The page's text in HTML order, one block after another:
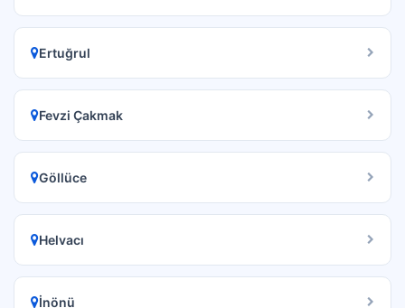
Ertuğrul
Fevzi Çakmak
Göllüce
Helvacı
İnönü